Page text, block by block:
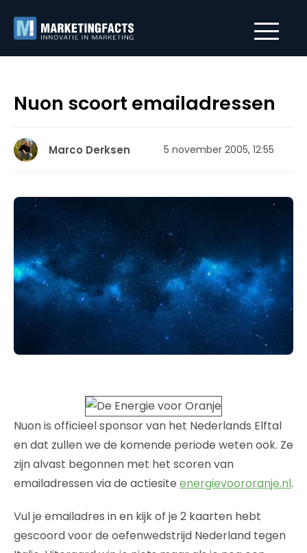
Nuon scoort emailadressen
Marco Derksen 5 november 2005, 12:55
Nuon is officieel sponsor van het Nederlands Elftal
en dat zullen we de komende periode weten ook. Ze
zijn alvast begonnen met het scoren van
emailadressen via de actiesite energievoororanje.nl.
Vul je emailadres in en kijk of je 2 kaarten hebt
gescoord voor de oefenwedstrijd Nederland tegen